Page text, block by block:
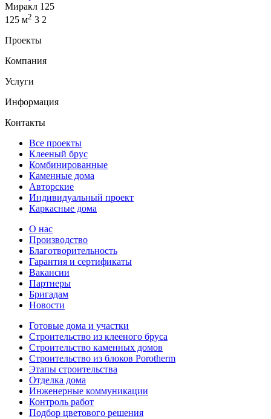
Миракл 125
125 м2 3 2
Проекты
Компания
Услуги
Информация
Контакты
Все проекты
Клееный брус
Комбинированные
Каменные дома
Авторские
Индивидуальный проект
Каркасные дома
О нас
Производство
Благотворительность
Гарантия и сертификаты
Вакансии
Партнеры
Бригадам
Новости
Готовые дома и участки
Строительство из клееного бруса
Строительство каменных домов
Строительство из блоков Porotherm
Этапы строительства
Отделка дома
Инженерные коммуникации
Контроль работ
Подбор цветового решения